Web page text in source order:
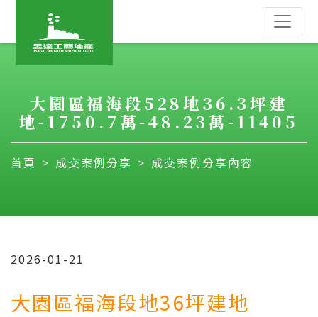
大園區福海段528地36.3坪建
地-1750.7萬-48.23萬-11405
首頁 成交案例分享 成交案例分享內容
2026-01-21
大園區福海段地36坪建地